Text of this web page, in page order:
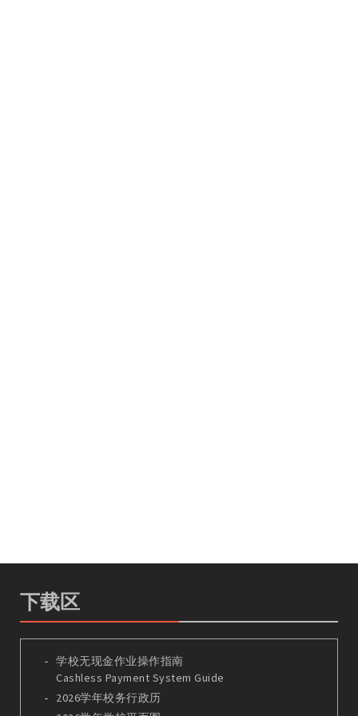
下载区
学校无现金作业操作指南
Cashless Payment System Guide
2026学年校务行政历